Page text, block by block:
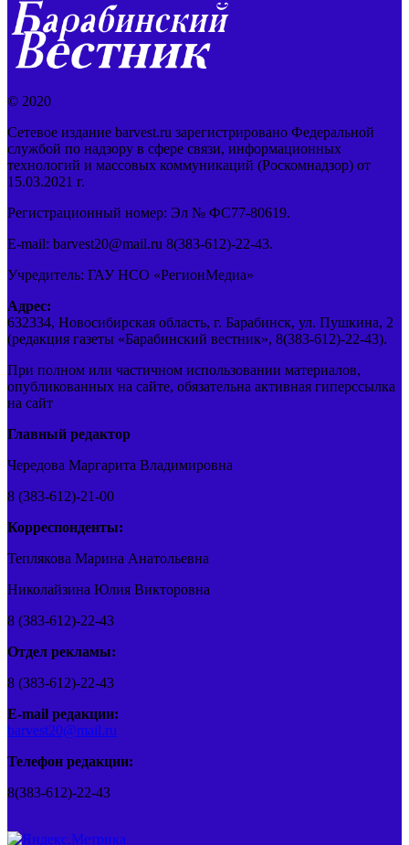
© 2020
Сетевое издание barvest.ru зарегистрировано Федеральной
службой по надзору в сфере связи, информационных
технологий и массовых коммуникаций (Роскомнадзор) от
15.03.2021 г.
Регистрационный номер: Эл № ФС77-80619.
E-mail: barvest20@mail.ru 8(383-612)-22-43.
Учредитель: ГАУ НСО «РегионМедиа»
Адрес:
632334, Новосибирская область, г. Барабинск, ул. Пушкина, 2
(редакция газеты «Барабинский вестник», 8(383-612)-22-43).
При полном или частичном использовании материалов,
опубликованных на сайте, обязательна активная гиперссылка
на сайт
Главный редактор
Чередова Маргарита Владимировна
8 (383-612)-21-00
Корреспонденты:
Теплякова Марина Анатольевна
Николайзина Юлия Викторовна
8 (383-612)-22-43
Отдел рекламы:
8 (383-612)-22-43
E-mail редакции:
barvest20@mail.ru
Телефон редакции:
8(383-612)-22-43